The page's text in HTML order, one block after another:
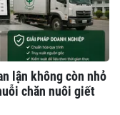
lận không còn nhỏ
chăn nuôi giết